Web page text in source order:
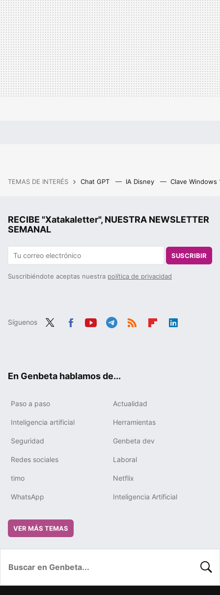
TEMAS DE INTERÉS Chat GPT IA Disney Clave Windows
RECIBE "Xatakaletter", NUESTRA NEWSLETTER
SEMANAL
SUSCRIBIR
Suscribiéndote aceptas nuestra política de privacidad
Síguenos
En Genbeta hablamos de...
Paso a paso Actualidad
Inteligencia artificial Herramientas
Seguridad Genbeta dev
Redes sociales Laboral
timo Netflix
WhatsApp Inteligencia Artificial
VER MÁS TEMAS